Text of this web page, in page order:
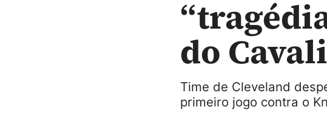
do
Time de Cleveland
primeiro jogo contra o